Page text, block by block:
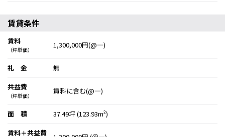
賃貸条件
賃料
（坪単価）
1,300,000円(@―)
礼 金
無
共益費
（坪単価）
賃料に含む(@―)
面 積
37.49坪 (123.93m²)
賃料＋共益費